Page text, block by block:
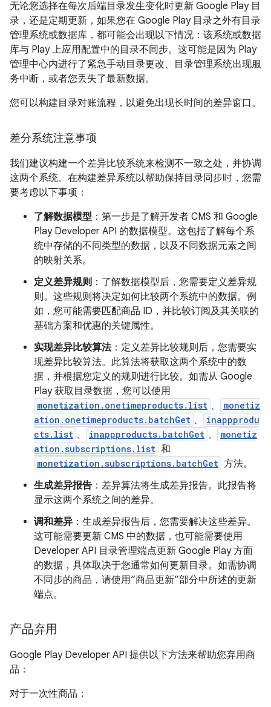
无论您选择在每次后端目录发生变化时更新 Google Play 目
录，还是定期更新，如果您在 Google Play 目录之外有目录
管理系统或数据库，都可能会出现以下情况：该系统或数据
库与 Play 上应用配置中的目录不同步。这可能是因为 Play
管理中心内进行了紧急手动目录更改、目录管理系统出现服
务中断，或者您丢失了最新数据。
您可以构建目录对账流程，以避免出现长时间的差异窗口。
差分系统注意事项
我们建议构建一个差异比较系统来检测不一致之处，并协调
这两个系统。在构建差异系统以帮助保持目录同步时，您需
要考虑以下事项：
了解数据模型 ：第一步是了解开发者 CMS 和 Google
Play Developer API 的数据模型。这包括了解每个系
统中存储的不同类型的数据，以及不同数据元素之间
的映射关系。
定义差异规则 ：了解数据模型后，您需要定义差异规
则。这些规则将决定如何比较两个系统中的数据。例
如，您可能需要匹配商品 ID，并比较订阅及其关联的
基础方案和优惠的关键属性。
实现差异比较算法：定义差异比较规则后，您需要实
现差异比较算法。此算法将获取这两个系统中的数
据，并根据您定义的规则进行比较。如需从 Google
Play 获取目录数据，您可以使用
monetization.onetimeproducts.list 、
monetiz
ation.onetimeproducts.batchGet 、
inappprodu
cts.list 、 inappproducts.batchGet 、
monetiz
ation.subscriptions.list 和
monetization.subscriptions.batchGet 方法。
生成差异报告 ：差异算法将生成差异报告。此报告将
显示这两个系统之间的差异。
调和差异 ：生成差异报告后，您需要解决这些差异。
这可能需要更新 CMS 中的数据，也可能需要使用
Developer API 目录管理端点更新 Google Play 方面
的数据，具体取决于您通常如何更新目录。如需协调
不同步的商品，请使用“商品更新”部分中所述的更新
端点。
产品弃用
Google Play Developer API 提供以下方法来帮助您弃用商
品：
对于一次性商品：